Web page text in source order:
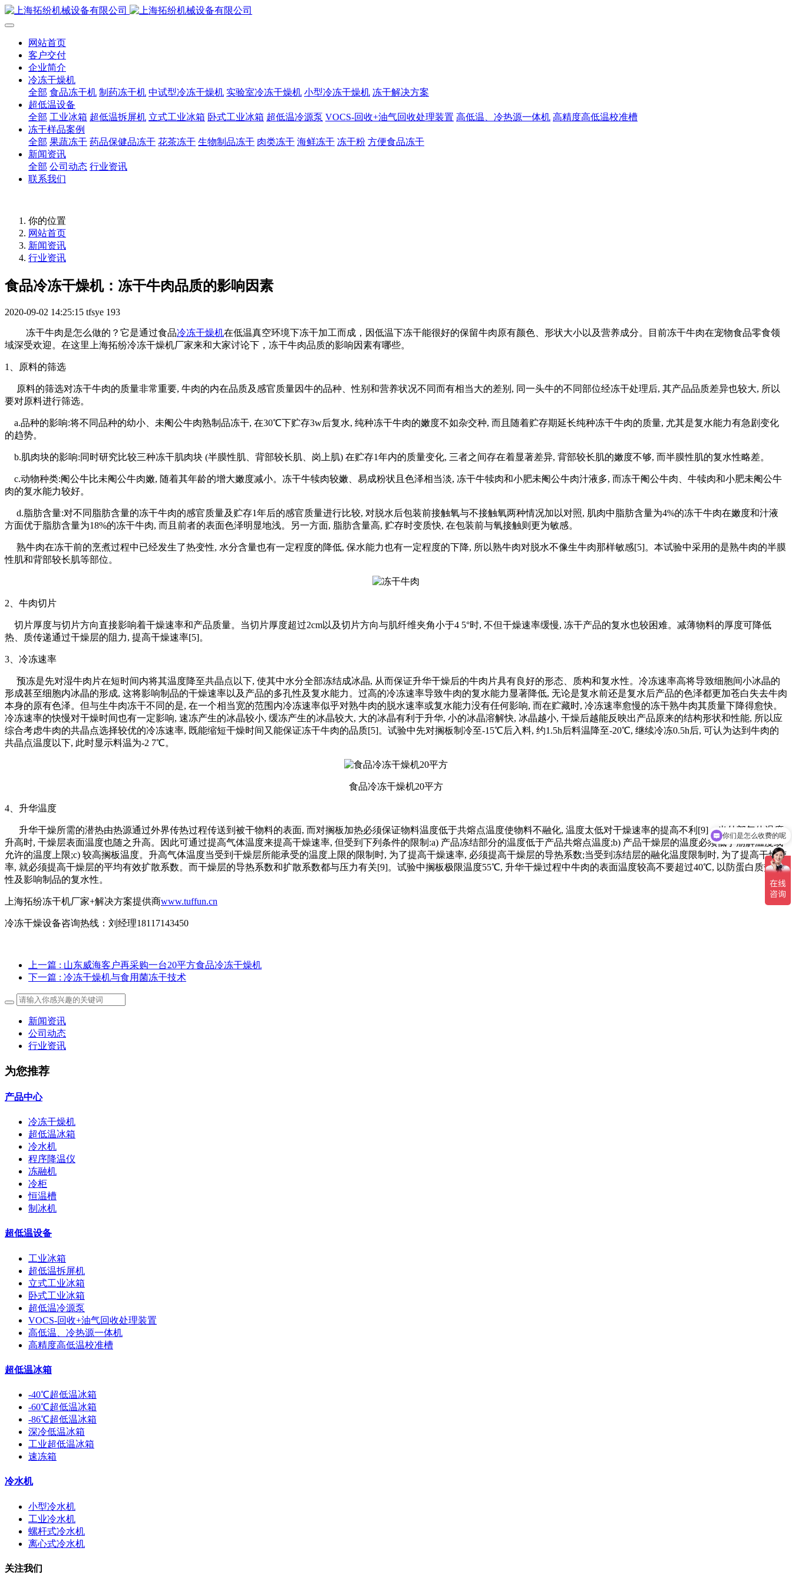
网站首页
客户交付
企业简介
冷冻干燥机
全部 食品冻干机 制药冻干机 中试型冷冻干燥机 实验室冷冻干燥机 小型冷冻干燥机 冻干解决方案
超低温设备
全部 工业冰箱 超低温拆屏机 立式工业冰箱 卧式工业冰箱 超低温冷源泵 VOCS-回收+油气回收处理装置 高低温、冷热源一体机 高精度高低温校准槽
冻干样品案例
全部 果蔬冻干 药品保健品冻干 花茶冻干 生物制品冻干 肉类冻干 海鲜冻干 冻干粉 方便食品冻干
新闻资讯
全部 公司动态 行业资讯
联系我们
你的位置
网站首页
新闻资讯
行业资讯
食品冷冻干燥机：冻干牛肉品质的影响因素
2020-09-02 14:25:15 tfsye 193
冻干牛肉是怎么做的？它是通过食品冷冻干燥机在低温真空环境下冻干加工而成，因低温下冻干能很好的保留牛肉原有颜色、形状大小以及营养成分。目前冻干牛肉在宠物食品零食领
域深受欢迎。在这里上海拓纷冷冻干燥机厂家来和大家讨论下，冻干牛肉品质的影响因素有哪些。
1、原料的筛选
原料的筛选对冻干牛肉的质量非常重要, 牛肉的内在品质及感官质量因牛的品种、性别和营养状况不同而有相当大的差别, 同一头牛的不同部位经冻干处理后, 其产品品质差异也较大, 所以
要对原料进行筛选。
a.品种的影响:将不同品种的幼小、未阉公牛肉熟制品冻干, 在30℃下贮存3w后复水, 纯种冻干牛肉的嫩度不如杂交种, 而且随着贮存期延长纯种冻干牛肉的质量, 尤其是复水能力有急剧变化
的趋势。
b.肌肉块的影响:同时研究比较三种冻干肌肉块 (半膜性肌、背部较长肌、岗上肌) 在贮存1年内的质量变化, 三者之间存在着显著差异, 背部较长肌的嫩度不够, 而半膜性肌的复水性略差。
c.动物种类:阉公牛比未阉公牛肉嫩, 随着其年龄的增大嫩度减小。冻干牛犊肉较嫩、易成粉状且色泽相当淡, 冻干牛犊肉和小肥未阉公牛肉汁液多, 而冻干阉公牛肉、牛犊肉和小肥未阉公牛
肉的复水能力较好。
d.脂肪含量:对不同脂肪含量的冻干牛肉的感官质量及贮存1年后的感官质量进行比较, 对脱水后包装前接触氧与不接触氧两种情况加以对照, 肌肉中脂肪含量为4%的冻干牛肉在嫩度和汁液
方面优于脂肪含量为18%的冻干牛肉, 而且前者的表面色泽明显地浅。另一方面, 脂肪含量高, 贮存时变质快, 在包装前与氧接触则更为敏感。
熟牛肉在冻干前的烹煮过程中已经发生了热变性, 水分含量也有一定程度的降低, 保水能力也有一定程度的下降, 所以熟牛肉对脱水不像生牛肉那样敏感[5]。本试验中采用的是熟牛肉的半膜
性肌和背部较长肌等部位。
2、牛肉切片
切片厚度与切片方向直接影响着干燥速率和产品质量。当切片厚度超过2cm以及切片方向与肌纤维夹角小于4 5°时, 不但干燥速率缓慢, 冻干产品的复水也较困难。减薄物料的厚度可降低
热、质传递通过干燥层的阻力, 提高干燥速率[5]。
3、冷冻速率
预冻是先对湿牛肉片在短时间内将其温度降至共晶点以下, 使其中水分全部冻结成冰晶, 从而保证升华干燥后的牛肉片具有良好的形态、质构和复水性。冷冻速率高将导致细胞间小冰晶的
形成甚至细胞内冰晶的形成, 这将影响制品的干燥速率以及产品的多孔性及复水能力。过高的冷冻速率导致牛肉的复水能力显著降低, 无论是复水前还是复水后产品的色泽都更加苍白失去牛肉
本身的原有色泽。但与生牛肉冻干不同的是, 在一个相当宽的范围内冷冻速率似乎对熟牛肉的脱水速率或复水能力没有任何影响, 而在贮藏时, 冷冻速率愈慢的冻干熟牛肉其质量下降得愈快。
冷冻速率的快慢对干燥时间也有一定影响, 速冻产生的冰晶较小, 缓冻产生的冰晶较大, 大的冰晶有利于升华, 小的冰晶溶解快, 冰晶越小, 干燥后越能反映出产品原来的结构形状和性能, 所以应
综合考虑牛肉的共晶点选择较优的冷冻速率, 既能缩短干燥时间又能保证冻干牛肉的品质[5]。试验中先对搁板制冷至-15℃后入料, 约1.5h后料温降至-20℃, 继续冷冻0.5h后, 可认为达到牛肉的
共晶点温度以下, 此时显示料温为-2 7℃。
食品冷冻干燥机20平方
4、升华温度
升华干燥所需的潜热由热源通过外界传热过程传送到被干物料的表面, 而对搁板加热必须保证物料温度低于共熔点温度使物料不融化, 温度太低对干燥速率的提高不利[9]。当外部气体温度
升高时, 干燥层表面温度也随之升高。因此可通过提高气体温度来提高干燥速率, 但受到下列条件的限制:a) 产品冻结部分的温度低于产品共熔点温度;b) 产品干燥层的温度必须低于崩解温度或
允许的温度上限;c) 较高搁板温度。升高气体温度当受到干燥层所能承受的温度上限的限制时, 为了提高干燥速率, 必须提高干燥层的导热系数;当受到冻结层的融化温度限制时, 为了提高干燥速
率, 就必须提高干燥层的平均有效扩散系数。而干燥层的导热系数和扩散系数都与压力有关[9]。试验中搁板极限温度55℃, 升华干燥过程中牛肉的表面温度较高不要超过40℃, 以防蛋白质热变
性及影响制品的复水性。
上海拓纷冻干机厂家+解决方案提供商www.tuffun.cn
冷冻干燥设备咨询热线：刘经理18117143450
上一篇 : 山东威海客户再采购一台20平方食品冷冻干燥机
下一篇 : 冷冻干燥机与食用菌冻干技术
新闻资讯
公司动态
行业资讯
为您推荐
产品中心
冷冻干燥机
超低温冰箱
冷水机
程序降温仪
冻融机
冷柜
恒温槽
制冰机
超低温设备
工业冰箱
超低温拆屏机
立式工业冰箱
卧式工业冰箱
超低温冷源泵
VOCS-回收+油气回收处理装置
高低温、冷热源一体机
高精度高低温校准槽
超低温冰箱
-40℃超低温冰箱
-60℃超低温冰箱
-86℃超低温冰箱
深冷低温冰箱
工业超低温冰箱
速冻箱
冷水机
小型冷水机
工业冷水机
螺杆式冷水机
离心式冷水机
关注我们
现在有优惠活动吗